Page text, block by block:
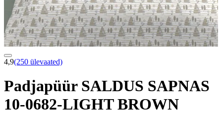
4,9(250 ülevaated)
Padjapüür SALDUS SAPNAS
10-0682-LIGHT BROWN